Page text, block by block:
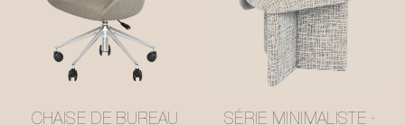
CHAISE DE BUREAU
SÉRIE MINIMALISTE ·